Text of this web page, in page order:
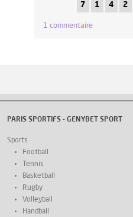
7
1 4 2
1 commentaire
PARIS SPORTIFS - GENYBET SPORT
Sports
Football
Tennis
Basketball
Rugby
Volleyball
Handball